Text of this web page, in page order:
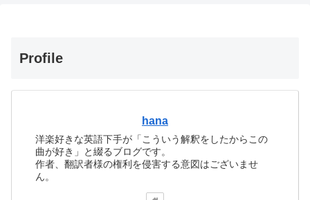
Profile
hana
洋楽好きな英語下手が「こういう解釈をしたからこの
曲が好き」と綴るブログです。
作者、翻訳者様の権利を侵害する意図はございませ
ん。